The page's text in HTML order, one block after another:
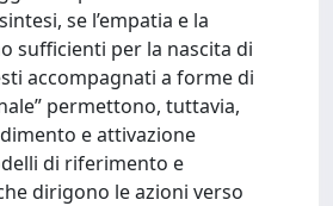
se l’empatia e la
sufficienti per la nascita di
accompagnati a forme di
permettono, tuttavia,
e attivazione
di riferimento e
dirigono le azioni verso